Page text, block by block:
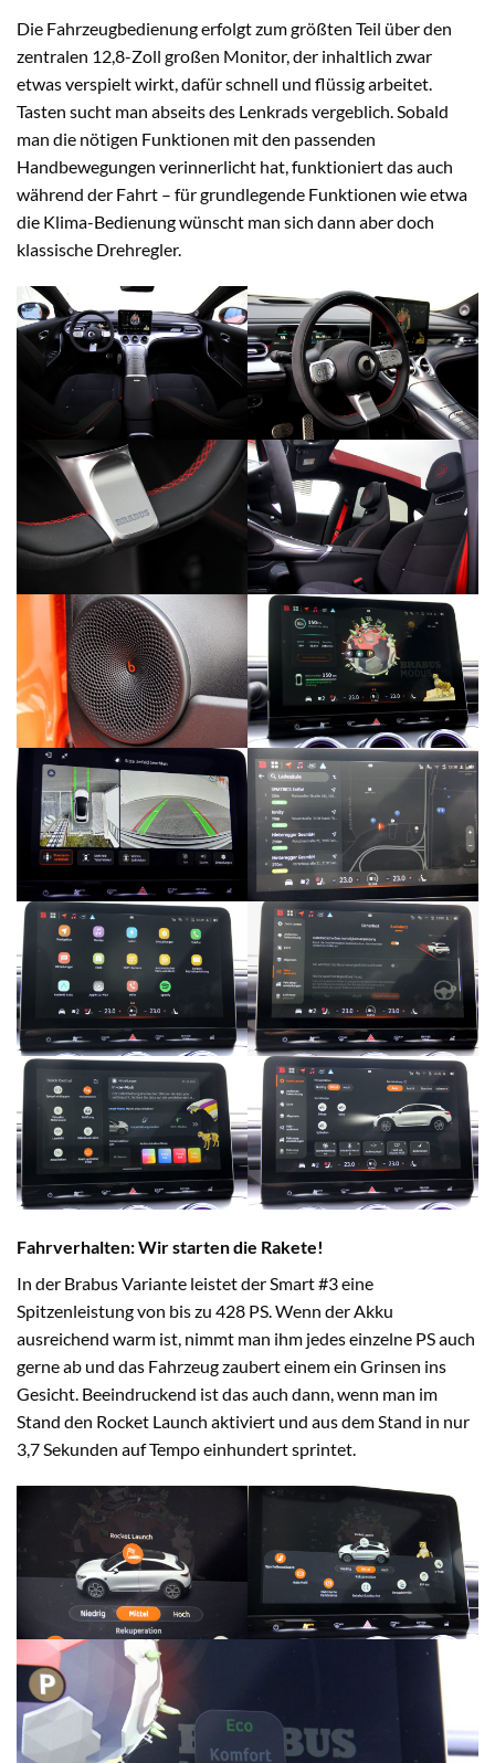
Die Fahrzeugbedienung erfolgt zum größten Teil über den
zentralen 12,8-Zoll großen Monitor, der inhaltlich zwar
etwas verspielt wirkt, dafür schnell und flüssig arbeitet.
Tasten sucht man abseits des Lenkrads vergeblich. Sobald
man die nötigen Funktionen mit den passenden
Handbewegungen verinnerlicht hat, funktioniert das auch
während der Fahrt – für grundlegende Funktionen wie etwa
die Klima-Bedienung wünscht man sich dann aber doch
klassische Drehregler.
Fahrverhalten: Wir starten die Rakete!
In der Brabus Variante leistet der Smart #3 eine
Spitzenleistung von bis zu 428 PS. Wenn der Akku
ausreichend warm ist, nimmt man ihm jedes einzelne PS auch
gerne ab und das Fahrzeug zaubert einem ein Grinsen ins
Gesicht. Beeindruckend ist das auch dann, wenn man im
Stand den Rocket Launch aktiviert und aus dem Stand in nur
3,7 Sekunden auf Tempo einhundert sprintet.